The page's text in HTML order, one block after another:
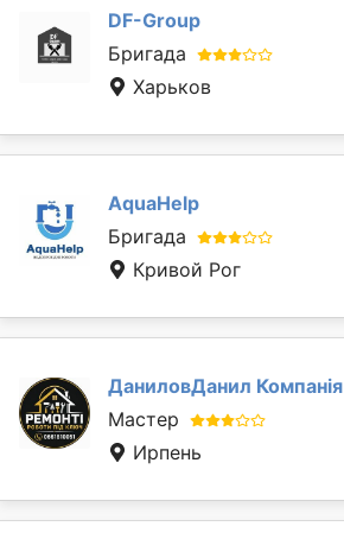
DF-Group
Бригада
Харьков
AquaHelp
Бригада
Кривой Рог
ДаниловДанил Компанія
Мастер
Ирпень